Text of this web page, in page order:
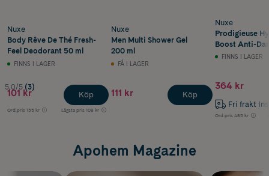
Nuxe
Body Rêve De Thé Fresh-
Feel Deodorant 50 ml
FINNS I LAGER
5.0/5 (3)
101 kr
Ord.pris 135 kr Lägsta pris 108 kr
Köp
Nuxe
Men Multi Shower Gel
200 ml
FÅ I LAGER
111 kr Köp
Nuxe
Prodigieuse
Boost Anti-
Serum 30 ml
FINNS I LAGER
364 kr
Fri frakt
Ord.pris 485 kr
Apohem Magazine